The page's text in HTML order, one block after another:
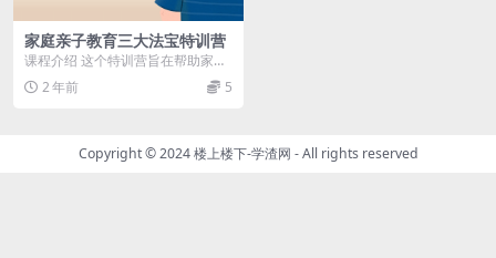
家庭亲子教育三大法宝特训营
课程介绍 这个特训营旨在帮助家长
掌握家庭教育的三大法宝：沟通技
巧、有效引导和建立...
2 年前 5
Copyright © 2024楼上楼下-学渣网 - All rights reserved